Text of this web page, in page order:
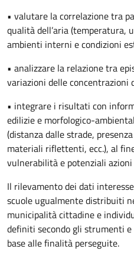
• valutare la correlazione tra
qualità dell’aria (temperatura,
ambienti interni e condizioni
• analizzare la relazione tra
variazioni delle concentrazioni
• integrare i risultati con
edilizie e morfologico-
(distanza dalle strade,
materiali riflettenti, ecc.), al
vulnerabilità e potenziali
Il rilevamento dei dati
scuole ugualmente distribuiti
municipalità cittadine e
definiti secondo gli strumenti
base alle finalità perseguite.